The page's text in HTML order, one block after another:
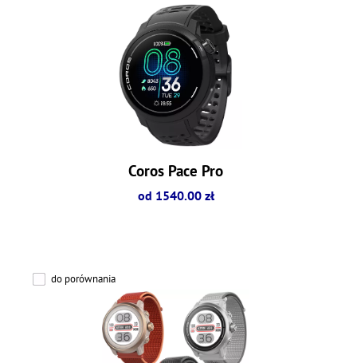
Coros Pace Pro
od 1540.00 zł
do porównania